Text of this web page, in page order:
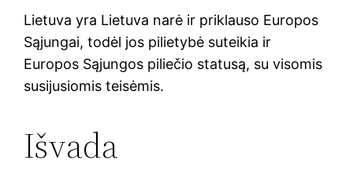
Lietuva yra Lietuva narė ir priklauso Europos
Sąjungai, todėl jos pilietybė suteikia ir
Europos Sąjungos piliečio statusą, su visomis
susijusiomis teisėmis.
Išvada